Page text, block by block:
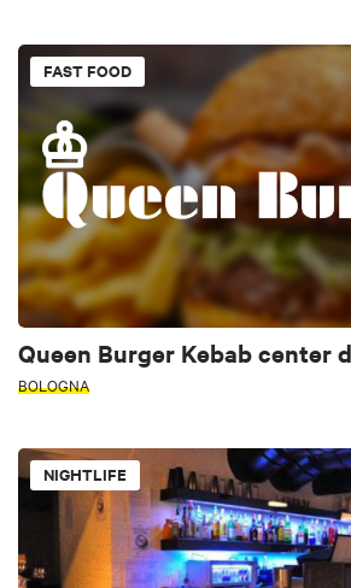
FAST FOOD
Queen Burger Kebab center
BOLOGNA
NIGHTLIFE